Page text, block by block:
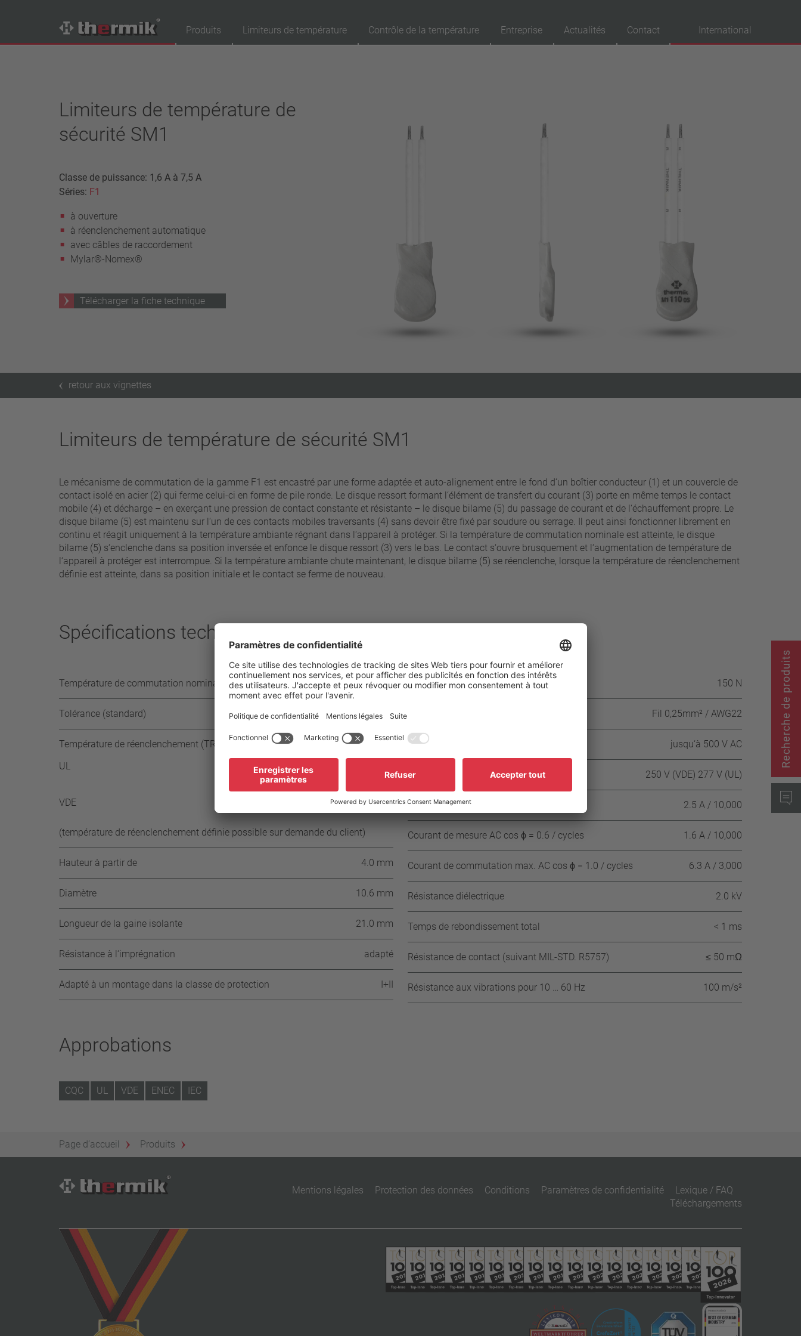
Produits Limiteurs de température Contrôle de la température Entreprise Actualités Contact International
à ouverture
à fermeture
haute température (205 – 250 °C)
1,6 A – 7,5 A
4 A – 25 A
13,5 A – 42 A
Appliquer les filtres
Limiteurs de température de
sécurité SM1
Classe de puissance: 1,6 A à 7,5 A
Séries: F1
à ouverture
à réenclenchement automatique
avec câbles de raccordement
Mylar®-Nomex®
Télécharger la fiche technique
retour aux vignettes
Limiteurs de température de sécurité SM1
Le mécanisme de commutation de la gamme F1 est encastré par une forme adaptée et auto-alignement entre le fond d‘un boîtier conducteur (1) et un couvercle de
contact isolé en acier (2) qui ferme celui-ci en forme de pile ronde. Le disque ressort formant l‘élément de transfert du courant (3) porte en même temps le contact
mobile (4) et décharge – en exerçant une pression de contact constante et résistante – le disque bilame (5) du passage de courant et de l‘échauffement propre. Le
disque bilame (5) est maintenu sur l‘un de ces contacts mobiles traversants (4) sans devoir être fixé par soudure ou serrage. Il peut ainsi fonctionner librement en
continu et réagit uniquement à la température ambiante régnant dans l‘appareil à protéger. Si la température de commutation nominale est atteinte, le disque
bilame (5) s‘enclenche dans sa position inversée et enfonce le disque ressort (3) vers le bas. Le contact s‘ouvre brusquement et l‘augmentation de température de
l‘appareil à protéger est interrompue. Si la température ambiante chute maintenant, le disque bilame (5) se réenclenche, lorsque la température de réenclenchement
définie est atteinte, dans sa position initiale et le contact se ferme de nouveau.
Spécifications techniques
Température de commutation nominale (TCN) par paliers de 5°C 70 °C - 180 °C
Tolérance (standard) ±2.5 K / ±5 K
Température de réenclenchement (TR)
UL
≥ 35 °C (≤ 80°C NST)
-35 K ± 15 K (≥ 85°C ≤ 180° C NST)
VDE
≥ 35 °C
(température de réenclenchement définie possible sur demande du client)
Hauteur à partir de 4.0 mm
Diamètre 10.6 mm
Longueur de la gaine isolante 21.0 mm
Résistance à l‘imprégnation adapté
Adapté à un montage dans la classe de protection I+II
Résistance du boîtier à la pression 150 N
Fil 0,25mm² / AWG22
Plage des tensions de service AC jusqu‘à 500 V AC
Tension de mesure AC 250 V (VDE) 277 V (UL)
Courant de mesure AC cos ϕ = 1.0 / cycles 2.5 A / 10,000
Courant de mesure AC cos ϕ = 0.6 / cycles 1.6 A / 10,000
Courant de commutation max. AC cos ϕ = 1.0 / cycles 6.3 A / 3,000
Résistance diélectrique 2.0 kV
Temps de rebondissement total < 1 ms
Résistance de contact (suivant MIL-STD. R5757) ≤ 50 mΩ
Résistance aux vibrations pour 10 … 60 Hz 100 m/s²
Approbations
CQC UL VDE ENEC IEC
Page d’accueil Produits
Mentions légales Protection des données Conditions Paramètres de confidentialité
Lexique / FAQ
Téléchargements
Recherche de produits